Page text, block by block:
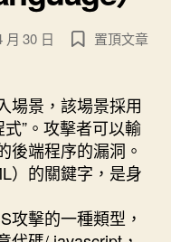
月 30 日 置頂文章
場景，該場景採用
”。攻擊者可以輸
後端程序的漏洞。
）的關鍵字，是身
攻擊的一種類型，